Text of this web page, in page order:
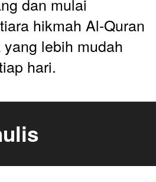
hikmah Al-Quran
lebih mudah
hari.